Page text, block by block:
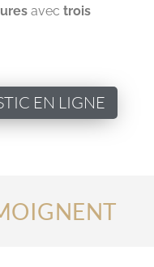
avectrois
EN LIGNE